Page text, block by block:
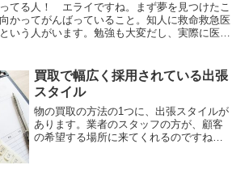
てる人！ エライですね。まず夢を見つけたこ
かってがんばっていること。知人に救命救急医
いう人がいます。勉強も大変だし、実際に医師
買取で幅広く採用されている出張
スタイル
物の買取の方法の1つに、出張スタイルが
あります。業者のスタッフの方が、顧客
の希望する場所に来てくれるのですね。